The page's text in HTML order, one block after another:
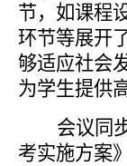
节，如课程
环节等展开
够适应社会
为学生提供
会议同
考实施方案》